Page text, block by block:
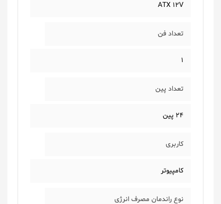
ATX 12V
تعداد فن
1
تعداد پین
24 پین
کاربری
کامپیوتر
نوع راندمان مصرف انرژی